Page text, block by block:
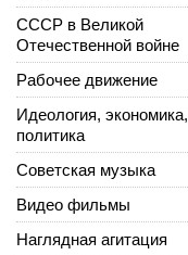
СССР в Великой
Отечественной войне
Рабочее движение
Идеология, экономика,
политика
Советская музыка
Видео фильмы
Наглядная агитация